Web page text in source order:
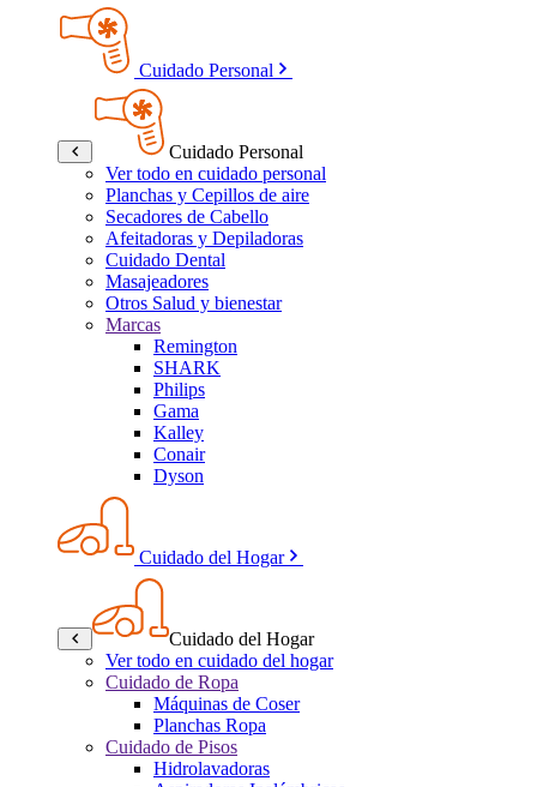
Cuidado Personal
Cuidado Personal
Ver todo en cuidado personal
Planchas y Cepillos de aire
Secadores de Cabello
Afeitadoras y Depiladoras
Cuidado Dental
Masajeadores
Otros Salud y bienestar
Marcas
Remington
SHARK
Philips
Gama
Kalley
Conair
Dyson
Cuidado del Hogar
Cuidado del Hogar
Ver todo en cuidado del hogar
Cuidado de Ropa
Máquinas de Coser
Planchas Ropa
Cuidado de Pisos
Hidrolavadoras